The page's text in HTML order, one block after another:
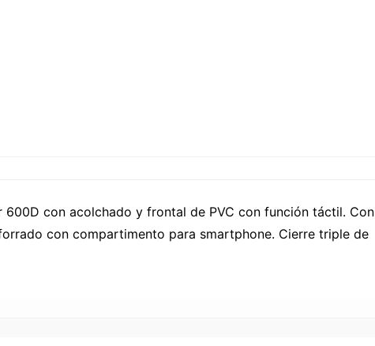
con acolchado y frontal de PVC con función táctil. Con
con compartimento para smartphone. Cierre triple de